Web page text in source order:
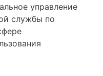
управление
службы по